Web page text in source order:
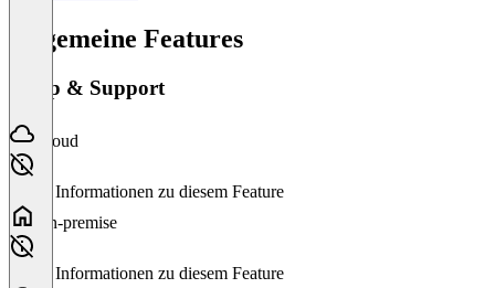
Allgemeine Features
Setup & Support
Cloud
Keine Informationen zu diesem Feature
On-premise
Keine Informationen zu diesem Feature